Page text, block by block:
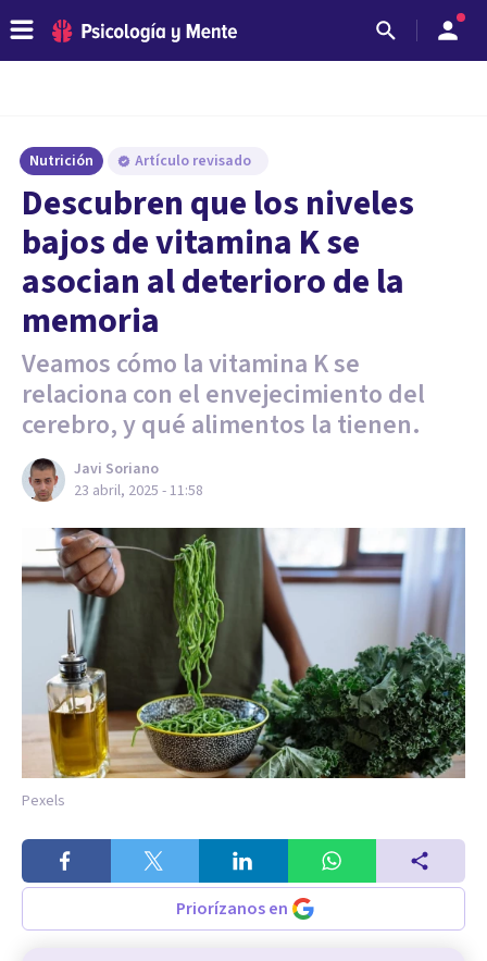
Nutrición Artículo revisado
Descubren que los niveles
bajos de vitamina K se
asocian al deterioro de la
memoria
Veamos cómo la vitamina K se
relaciona con el envejecimiento del
cerebro, y qué alimentos la tienen.
Javi Soriano
23 abril, 2025 - 11:58
Pexels
Priorízanos en